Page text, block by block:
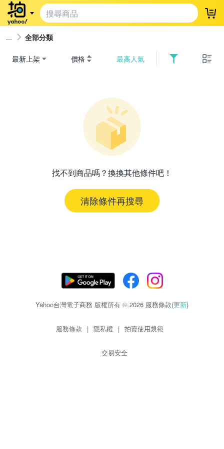
登
全部分類
最新上架 價格 最高人氣
找不到商品嗎？換換其他條件吧！
清除條件再搜尋
Yahoo台灣電子商務 版權所有 © 2026 服務條款(更新)
服務條款 | 隱私權 | 拍賣使用規範
交易安全